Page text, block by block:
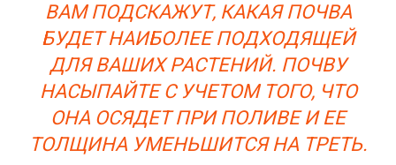
ВАМ ПОДСКАЖУТ, КАКАЯ ПОЧВА
БУДЕТ НАИБОЛЕЕ ПОДХОДЯЩЕЙ
ДЛЯ ВАШИХ РАСТЕНИЙ. ПОЧВУ
НАСЫПАЙТЕ С УЧЕТОМ ТОГО, ЧТО
ОНА ОСЯДЕТ ПРИ ПОЛИВЕ И ЕЕ
ТОЛЩИНА УМЕНЬШИТСЯ НА ТРЕТЬ.